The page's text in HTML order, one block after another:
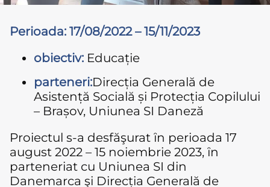
Perioada: 17/08/2022 – 15/11/2023
obiectiv: Educație
parteneri:Direcția Generală de
Asistență Socială și Protecția Copilului
– Brașov, Uniunea SI Daneză
Proiectul s-a desfăşurat ȋn perioada 17
august 2022 – 15 noiembrie 2023, ȋn
parteneriat cu Uniunea SI din
Danemarca şi Direcția Generală de